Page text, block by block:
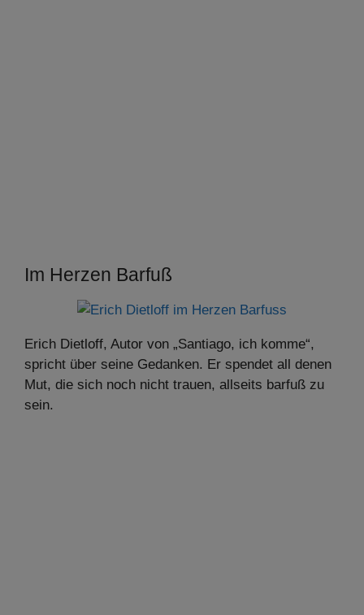
Im Herzen Barfuß
Erich Dietloff, Autor von „Santiago, ich komme“,
spricht über seine Gedanken. Er spendet all denen
Mut, die sich noch nicht trauen, allseits barfuß zu
sein.